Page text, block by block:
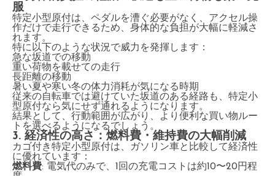
服
特定小型原付は、ペダルを漕ぐ必要がなく、アクセル操
作だけで走行できるため、身体的な負担が大幅に軽減さ
れます。
特に以下のような状況で威力を発揮します：
急な坂道での移動
重い荷物を載せての走行
長距離の移動
暑い夏や寒い冬の体力消耗が気になる時期
従来の自転車では避けていた坂道のある経路も、特定小
型原付なら気にせず通れるようになります。
結果として、行動範囲が広がり、より便利な買い物ルー
トを選べるようになるでしょう。
3. 経済性の高さ：燃料費・維持費の大幅削減
カゴ付き特定小型原付は、ガソリン車と比較して経済性
に優れています：
燃料費: 電気代のみで、1回の充電コストは約10〜20円程